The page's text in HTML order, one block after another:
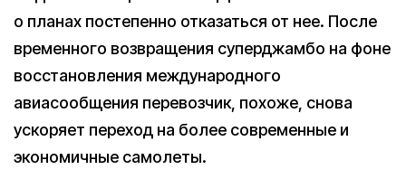
о планах постепенно отказаться от нее. После
временного возвращения суперджамбо на фоне
восстановления международного
авиасообщения перевозчик, похоже, снова
ускоряет переход на более современные и
экономичные самолеты.